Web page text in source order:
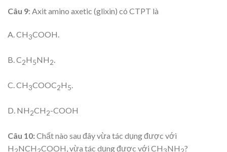
Câu 9: Axit amino axetic (glixin) có CTPT là
A. CH3COOH.
B. C2H5NH2.
C. CH3COOC2H5.
D. NH2CH2-COOH
Câu 10:Chất nào sau đây vừa tác dụng được với
H NCH COOH, vừa tác dụng được với CH NH ?